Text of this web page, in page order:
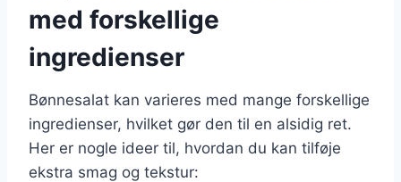
med forskellige
ingredienser
Bønnesalat kan varieres med mange forskellige
ingredienser, hvilket gør den til en alsidig ret.
Her er nogle ideer til, hvordan du kan tilføje
ekstra smag og tekstur: